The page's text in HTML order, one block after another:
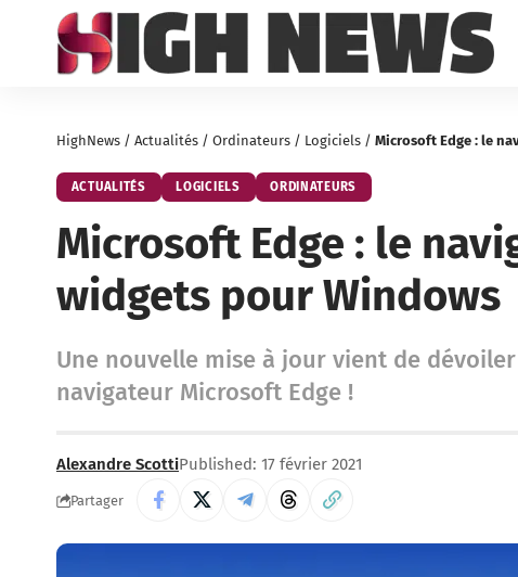
HighNews / Actualités / Ordinateurs / Logiciels / Microsoft Edge : le
ACTUALITÉS LOGICIELS ORDINATEURS
Microsoft Edge : le
widgets pour Windows
Une nouvelle mise à jour vient de
navigateur Microsoft Edge !
Alexandre ScottiPublished: 17 février 2021
Partager